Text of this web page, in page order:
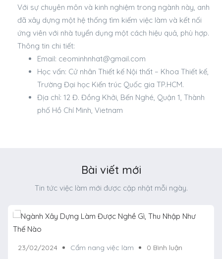
Với sự chuyên môn và kinh nghiệm trong ngành này, anh
đã xây dựng một hệ thống tìm kiếm việc làm và kết nối
ứng viên với nhà tuyển dụng một cách hiệu quả, phù hợp.
Thông tin chi tiết:
Email: ceominhnhat@gmail.com
Học vấn: Cử nhân Thiết kế Nội thất – Khoa Thiết kế,
Trường Đại học Kiến trúc Quốc gia TP.HCM.
Địa chỉ: 12 Đ. Đồng Khởi, Bến Nghé, Quận 1, Thành
phố Hồ Chí Minh, Vietnam
Bài viết mới
Tin tức việc làm mới được cập nhật mỗi ngày.
23/02/2024 Cẩm nang việc làm 0 Bình luận